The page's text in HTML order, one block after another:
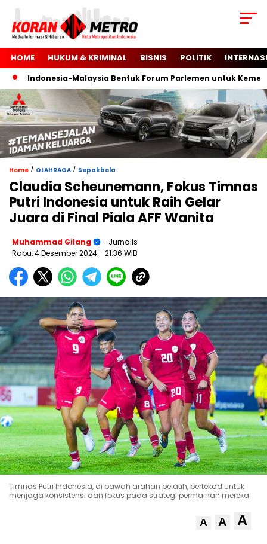
HOME HUKUM & KRIMINAL BISNIS POLITIK
Indonesia-Malaysia Bentuk Forum Parlemen untuk
Home / OLAHRAGA / Sepakbola
Claudia Scheunemann, Fokus Timnas
Putri Indonesia untuk Raih Gelar
Juara di Final Piala AFF Wanita
Muhammad Gilang
- Jurnalis
Rabu, 4 Desember 2024- 21:36 WIB
Timnas Putri Indonesia, di bawah arahan pelatih, bertekad untuk
menjaga konsistensi dan fokus pada strategi permainan mereka
A A A